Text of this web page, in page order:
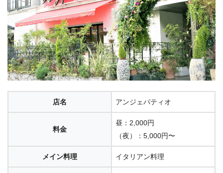
店名 アンジェパティオ
料金
昼：2,000円
（夜）：5,000円〜
メイン料理 イタリアン料理